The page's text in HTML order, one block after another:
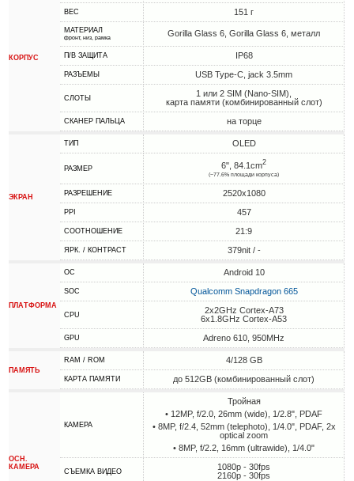
КОРПУС
ВЕС 151 г
МАТЕРИАЛ
фронт, низ, рамка Gorilla Glass 6, Gorilla Glass 6, металл
П/В ЗАЩИТА IP68
РАЗЪЕМЫ USB Type-C, jack 3.5mm
СЛОТЫ
1 или 2 SIM (Nano-SIM),
карта памяти (комбинированный слот)
СКАНЕР ПАЛЬЦА на торце
ЭКРАН
ТИП OLED
РАЗМЕР 6", 84.1cm2
(~77.6% площади корпуса)
РАЗРЕШЕНИЕ 2520x1080
PPI 457
СООТНОШЕНИЕ 21:9
ЯРК. / КОНТРАСТ 379nit / -
ПЛАТФОРМА
ОС Android 10
SOC Qualcomm Snapdragon 665
CPU
2x2GHz Cortex-A73
6x1.8GHz Cortex-A53
GPU Adreno 610, 950MHz
ПАМЯТЬ
RAM / ROM 4/128 GB
КАРТА ПАМЯТИ до 512GB (комбинированный слот)
ОСН.
КАМЕРА
КАМЕРА
Тройная
• 12MP, f/2.0, 26mm (wide), 1/2.8", PDAF
• 8MP, f/2.4, 52mm (telephoto), 1/4.0", PDAF, 2x
optical zoom
• 8MP, f/2.2, 16mm (ultrawide), 1/4.0"
СЪЕМКА ВИДЕО
1080p - 30fps
2160p - 30fps